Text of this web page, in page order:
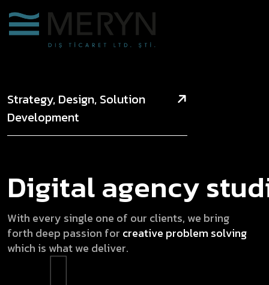
Strategy, Design, Solution
Development
Digitalagencystud
With every single one of our clients, we bring
forth deep passion for creative problem solving
which is whatwe deliver.